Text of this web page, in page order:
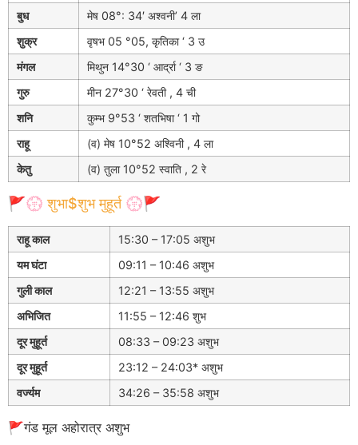
बुध
मेष 08°: 34′ अश्वनी’ 4 ला
शुक्र
वृषभ 05 °05, कृतिका ‘ 3 उ
मंगल
मिथुन 14°30 ‘ आर्द्रा ‘ 3 ङ
गुरु
मीन 27°30 ‘ रेवती , 4 ची
शनि
कुम्भ 9°53 ‘ शतभिषा ‘ 1 गो
राहू
(व) मेष 10°52 अश्विनी , 4 ला
केतु
(व) तुला 10°52 स्वाति , 2 रे
🚩💮 शुभा$शुभ मुहूर्त 💮🚩
राहू काल
15:30 – 17:05 अशुभ
यम घंटा
09:11 – 10:46 अशुभ
गुली काल
12:21 – 13:55 अशुभ
अभिजित
11:55 – 12:46 शुभ
दूर मुहूर्त
08:33 – 09:23 अशुभ
दूर मुहूर्त
23:12 – 24:03* अशुभ
वर्ज्यम
34:26 – 35:58 अशुभ
🚩गंड मूल अहोरात्र अशुभ